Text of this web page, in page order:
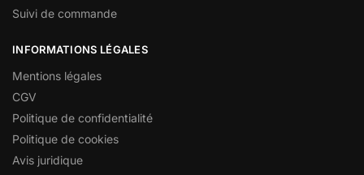
Suivi de commande
INFORMATIONS LÉGALES
Mentions légales
CGV
Politique de confidentialité
Politique de cookies
Avis juridique